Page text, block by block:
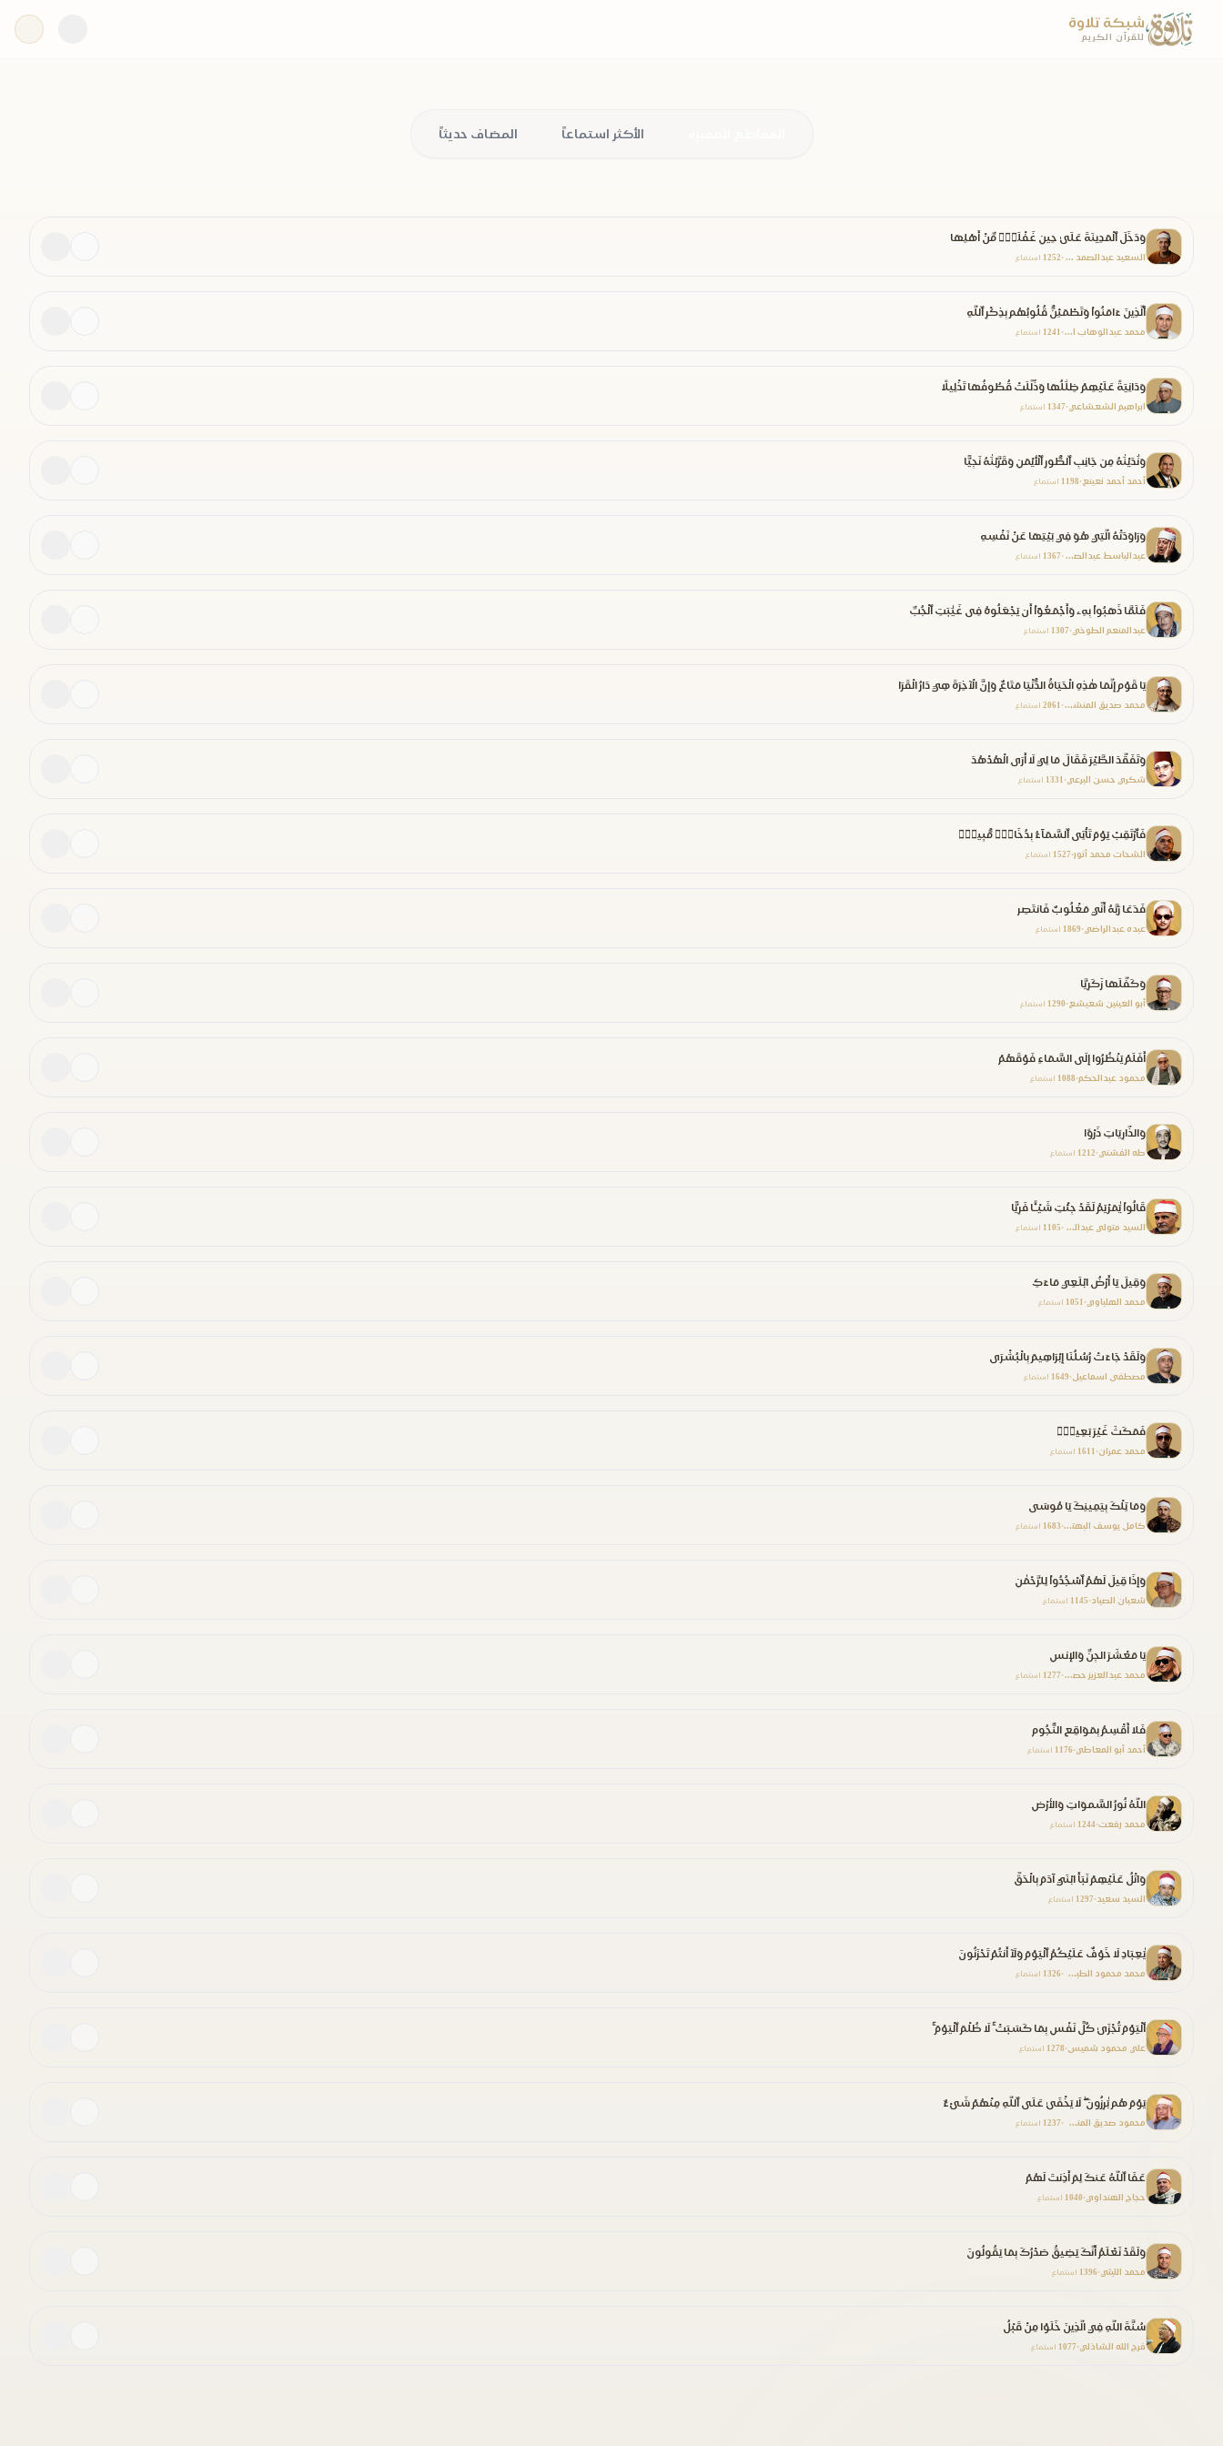
شبكة تلاوة
للقرآن الكريم
الأكثر استماعاً المضاف حديثاً
وَدَخَلَ ٱلْمَدِينَةَ عَلَىٰ حِينِ غَفْلَةٍۢ مِّنْ أَهْلِهَا
السعيد عبدالصمد الزناتي•
1252 استماع
ٱلَّذِينَ ءَامَنُواْ وَتَطْمَئِنُّ قُلُوبُهُم بِذِكْرِ ٱللَّهِ
محمد عبدالوهاب الطنطاوي•
1241 استماع
وَدَانِيَةً عَلَيْهِمْ ظِلَٰلُهَا وَذُلِّلَتْ قُطُوفُهَا تَذْلِيلًا
ابراهيم الشعشاعي •
1347 استماع
وَنَٰدَيْنَٰهُ مِن جَانِبِ ٱلطُّورِ ٱلْأَيْمَنِ وَقَرَّبْنَٰهُ نَجِيًّا
أحمد أحمد نعينع•
1198 استماع
وَرَاوَدَتْهُ الَّتِي هُوَ فِي بَيْتِهَا عَنْ نَفْسِهِ
عبدالباسط عبدالصمد•
1367 استماع
فَلَمَّا ذَهَبُواْ بِهِۦ وَأَجْمَعُوٓاْ أَن يَجْعَلُوهُ فِى غَيَٰبَتِ ٱلْجُبِّ
عبدالمنعم الطوخي •
1307 استماع
يَا قَوْمِ إِنَّمَا هَٰذِهِ الْحَيَاةُ الدُّنْيَا مَتَاعٌ وَإِنَّ الْآخِرَةَ هِيَ دَارُ الْقَرَا
محمد صديق المنشاوي•
2061 استماع
وَتَفَقَّدَ الطَّيْرَ فَقَالَ مَا لِيَ لَا أَرَى الْهُدْهُدَ
شكري حسن البرعي •
1331 استماع
فَٱرْتَقِبْ يَوْمَ تَأْتِى ٱلسَّمَآءُ بِدُخَانٍۢ مُّبِينٍۢ
الشحات محمد أنور•
1527 استماع
فَدَعَا رَبَّهُ أَنِّي مَغْلُوبٌ فَانتَصِر
عبده عبدالراضي •
1869 استماع
وَكَفَّلَهَا زَكَرِيَّا
أبو العينين شعيشع•
1290 استماع
أَفَلَمْ يَنْظُرُوا إِلَى السَّمَاءِ فَوْقَهُمْ
محمود عبدالحكم•
1088 استماع
وَالذَّارِيَاتِ ذَرْوًا
طه الفشني •
1212 استماع
قَالُواْ يَٰمَرْيَمُ لَقَدْ جِئْتِ شَيْـًٔا فَرِيًّا
السيد متولي عبدالعال •
1105 استماع
وَقِيلَ يَا أَرْضُ ابْلَعِي مَاءَكِ
محمد الهلباوي •
1051 استماع
وَلَقَدْ جَاءَتْ رُسُلُنَا إِبْرَاهِيمَ بِالْبُشْرَى
مصطفى اسماعيل •
1649 استماع
فَمَكَثَ غَيْرَ بَعِيدٍۢ
محمد عمران•
1611 استماع
وَمَا تِلْكَ بِيَمِينِكَ يَا مُوسَى
كامل يوسف البهتيمي•
1683 استماع
وَإِذَا قِيلَ لَهُمُ ٱسْجُدُواْ لِلرَّحْمَٰنِ
شعبان الصياد•
1145 استماع
يَا مَعْشَرَ الجِنِّ وَالإنسِ
محمد عبدالعزيز حصان•
1277 استماع
فَلا أُقْسِمُ بِمَوَاقِعِ النُّجُومِ
أحمد أبو المعاطي •
1176 استماع
اللَّهُ نُورُ السَّموَاتِ وَالأرْضِ
محمد رفعت•
1244 استماع
وَاتْلُ عَلَيْهِمْ نَبَأَ ابْنَيْ آدَمَ بِالْحَقِّ
السيد سعيد•
1297 استماع
يَٰعِبَادِ لَا خَوْفٌ عَلَيْكُمُ ٱلْيَوْمَ وَلَآ أَنتُمْ تَحْزَنُونَ
محمد محمود الطبلاوي •
1326 استماع
ٱلْيَوْمَ تُجْزَىٰ كُلُّ نَفْسٍ بِمَا كَسَبَتْ ۚ لَا ظُلْمَ ٱلْيَوْمَ ۚ
علي محمود شميس •
1278 استماع
يَوْمَ هُم بَٰرِزُونَ ۖ لَا يَخْفَىٰ عَلَى ٱللَّهِ مِنْهُمْ شَىْءٌ
محمود صديق المنشاوي •
1237 استماع
عَفَا ٱللَّهُ عَنكَ لِمَ أَذِنتَ لَهُمْ
حجاج الهنداوي •
1040 استماع
وَلَقَدْ نَعْلَمُ أَنَّكَ يَضِيقُ صَدْرُكَ بِمَا يَقُولُونَ
محمد الليثي •
1396 استماع
سُنَّةَ اللَّهِ فِي الَّذِينَ خَلَوْا مِنْ قَبْلُ
فرج الله الشاذلي •
1077 استماع